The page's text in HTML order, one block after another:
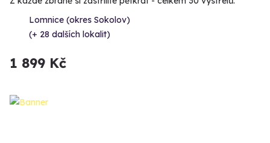
Lomnice (okres Sokolov)
(+ 28 dalších lokalit)
1 899 Kč